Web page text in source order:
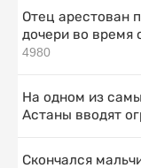
Отец арестован
дочери во время
4980
На одном из
Астаны вводят
Скончался